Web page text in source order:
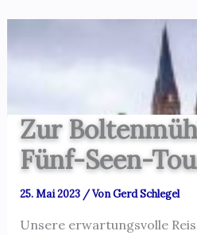
Zur
Fünf-Seen-
25. Mai 2023 / VonGerd Schlegel
Unsere erwartungsvolle